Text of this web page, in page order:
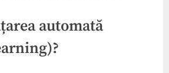
automată